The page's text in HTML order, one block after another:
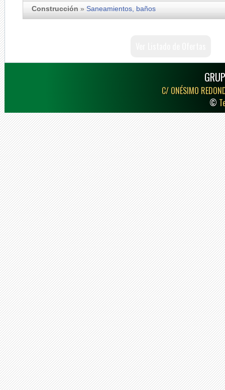
Construcción » Saneamientos, baños
C/ ONÉSIMO
©